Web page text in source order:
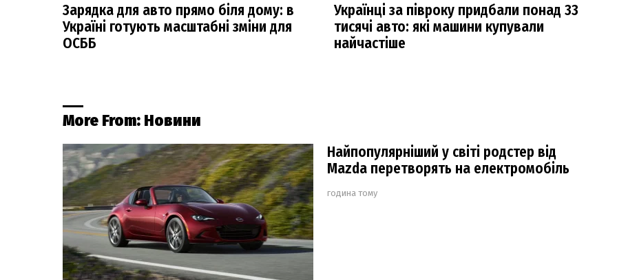
Зарядка для авто прямо біля дому: в
Україні готують масштабні зміни для
ОСББ
Українці за півроку придбали понад 33
тисячі авто: які машини купували
найчастіше
More From: Новини
Найпопулярніший у світі родстер від
Mazda перетворять на електромобіль
година тому